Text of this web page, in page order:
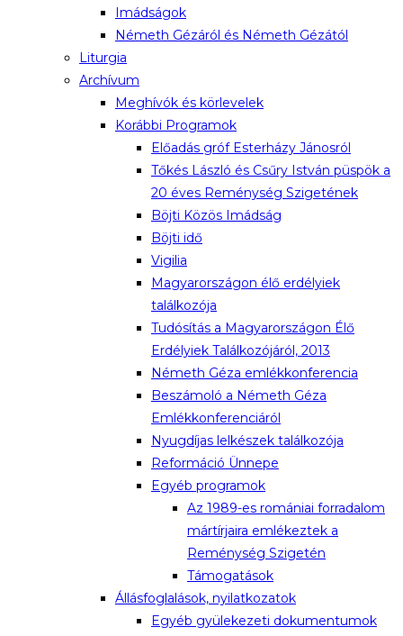
Imádságok
Németh Gézáról és Németh Gézától
Liturgia
Archívum
Meghívók és körlevelek
Korábbi Programok
Előadás gróf Esterházy Jánosról
Tőkés László és Csűry István püspök a
20 éves Reménység Szigetének
Böjti Közös Imádság
Böjti idő
Vigilia
Magyarországon élő erdélyiek
találkozója
Tudósítás a Magyarországon Élő
Erdélyiek Találkozójáról, 2013
Németh Géza emlékkonferencia
Beszámoló a Németh Géza
Emlékkonferenciáról
Nyugdíjas lelkészek találkozója
Reformáció Ünnepe
Egyéb programok
Az 1989-es romániai forradalom
mártírjaira emlékeztek a
Reménység Szigetén
Támogatások
Állásfoglalások, nyilatkozatok
Egyéb gyülekezeti dokumentumok